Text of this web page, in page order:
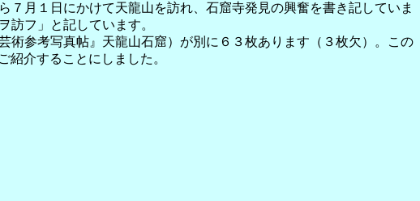
月１日にかけて天龍山を訪れ、石窟寺発見の興奮を書き記していま
訪フ」と記しています。
参考写真帖』天龍山石窟）が別に６３枚あります（３枚欠）。この
介することにしました。